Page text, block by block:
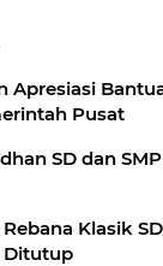
Apresiasi
Pusat
SD dan
Klasik
Ditutup